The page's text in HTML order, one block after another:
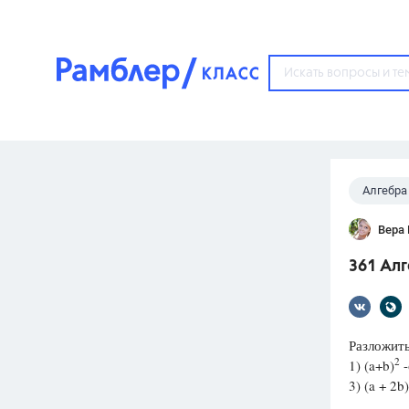
Популярные темы
ГДЗ
3273 ответа
3460 ответов
ФИПИ
Алгебра
Вера
361
1) (a+b)2
3) (a + 2b)